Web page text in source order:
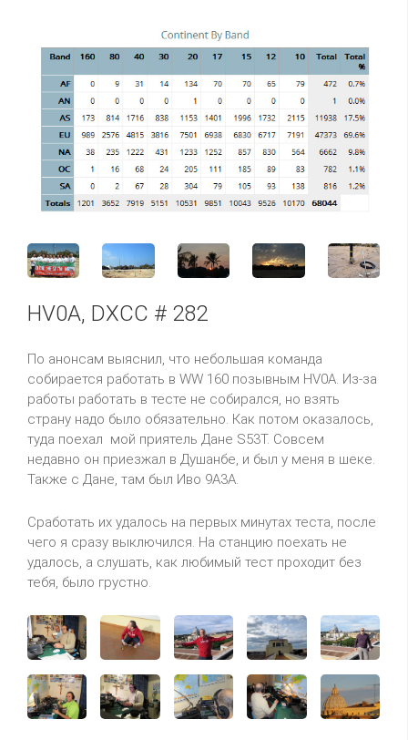
HV0A, DXCC # 282
По анонсам выяснил, что небольшая команда
собирается работать в WW 160 позывным HV0A. Из-за
работы работать в тесте не собирался, но взять
страну надо было обязательно. Как потом оказалось,
туда поехал мой приятель Дане S53T. Совсем
недавно он приезжал в Душанбе, и был у меня в шеке.
Также с Дане, там был Иво 9A3A.
Сработать их удалось на первых минутах теста, после
чего я сразу выключился. На станцию поехать не
удалось, а слушать, как любимый тест проходит без
тебя, было грустно.